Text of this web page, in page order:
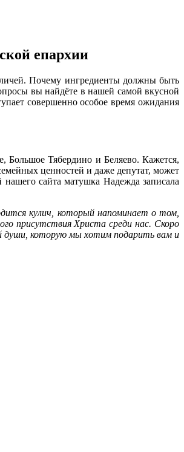
епархии
Почему ингредиенты должны быть
вы найдёте в нашей самой вкусной
совершенно особое время ожидания
Большое Тябердино и Беляево. Кажется,
ценностей и даже депутат, может
сайта матушка Надежда записала
кулич, который напоминает о том,
присутствия Христа среди нас. Скоро
души, которую мы хотим подарить вам и